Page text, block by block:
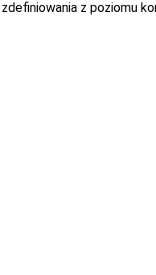
z poziomu